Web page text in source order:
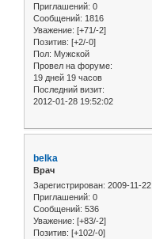
Приглашений: 0
Сообщений: 1816
Уважение: [+71/-2]
Позитив: [+2/-0]
Пол: Мужской
Провел на форуме:
19 дней 19 часов
Последний визит:
2012-01-28 19:52:02
belka
Врач
Зарегистрирован: 2009-11-22
Приглашений: 0
Сообщений: 536
Уважение: [+83/-2]
Позитив: [+102/-0]